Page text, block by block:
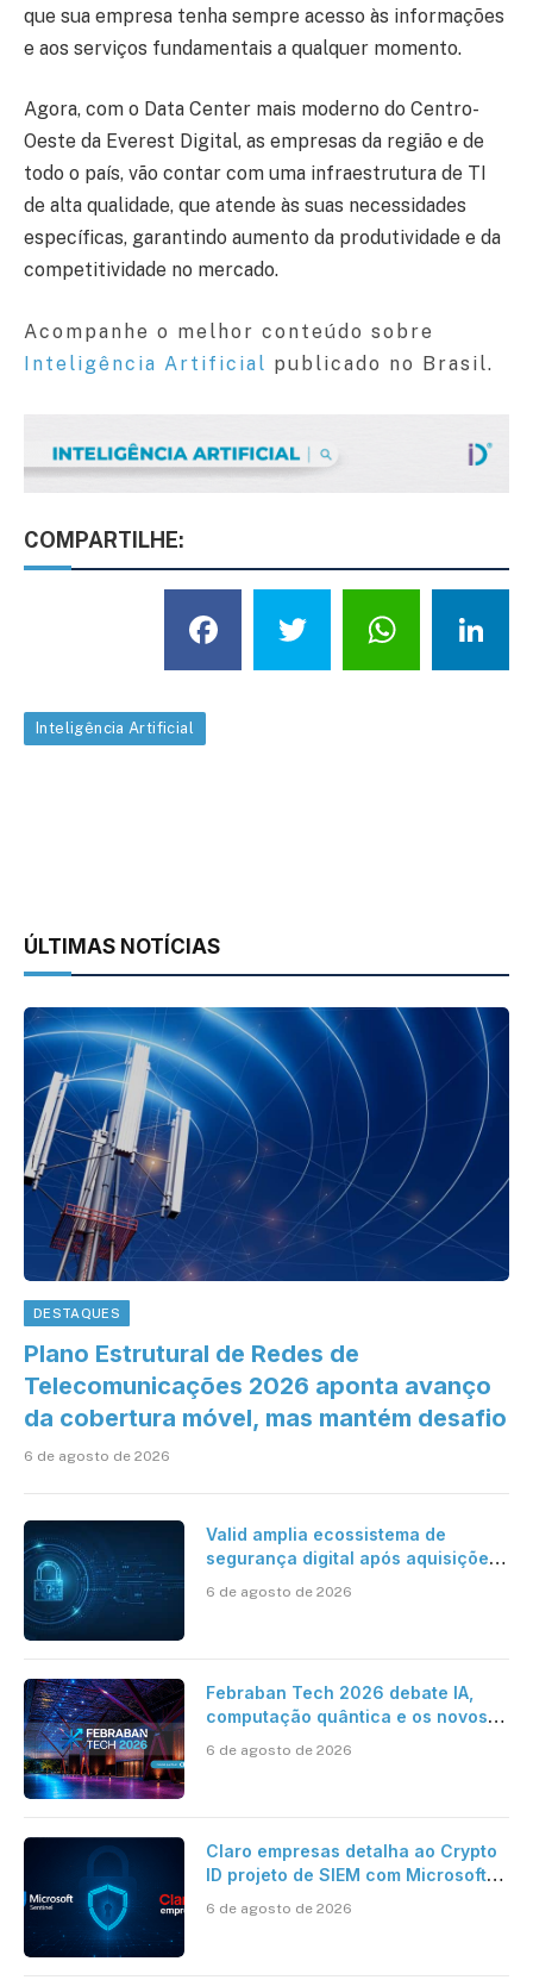
que sua empresa tenha sempre acesso às informações
e aos serviços fundamentais a qualquer momento.
Agora, com o Data Center mais moderno do Centro-
Oeste da Everest Digital, as empresas da região e de
todo o país, vão contar com uma infraestrutura de TI
de alta qualidade, que atende às suas necessidades
específicas, garantindo aumento da produtividade e da
competitividade no mercado.
Acompanhe o melhor conteúdo sobre
Inteligência Artificial publicado no Brasil.
COMPARTILHE:
Facebook
Twitter
Inteligência Artificial
ÚLTIMAS NOTÍCIAS
DESTAQUES
Plano Estrutural de Redes de
Telecomunicações 2026 aponta avanço
da cobertura móvel, mas mantém desafio
6 de agosto de 2026
Valid amplia ecossistema de
segurança digital após aquisições
6 de agosto de 2026
Febraban Tech 2026 debate IA,
computação quântica e os novos
6 de agosto de 2026
Claro empresas detalha ao Crypto
ID projeto de SIEM com Microsoft
automatizada
6 de agosto de 2026